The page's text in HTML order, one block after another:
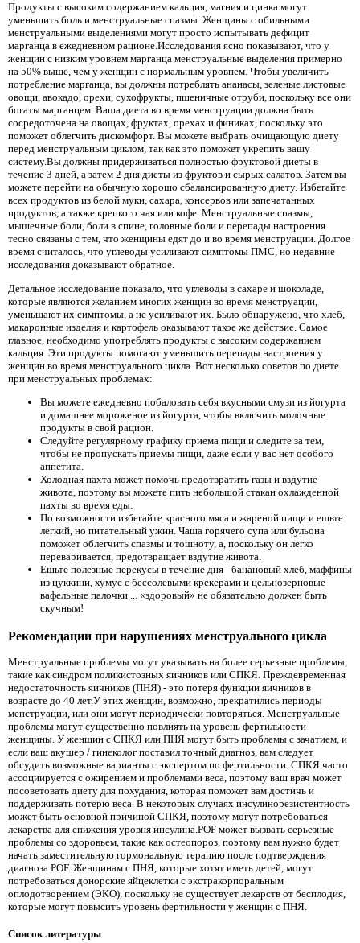
Продукты с высоким содержанием кальция, магния и цинка могут
уменьшить боль и менструальные спазмы. Женщины с обильными
менструальными выделениями могут просто испытывать дефицит
марганца в ежедневном рационе.Исследования ясно показывают, что у
женщин с низким уровнем марганца менструальные выделения примерно
на 50% выше, чем у женщин с нормальным уровнем. Чтобы увеличить
потребление марганца, вы должны потреблять ананасы, зеленые листовые
овощи, авокадо, орехи, сухофрукты, пшеничные отруби, поскольку все они
богаты марганцем. Ваша диета во время менструации должна быть
сосредоточена на овощах, фруктах, орехах и финиках, поскольку это
поможет облегчить дискомфорт. Вы можете выбрать очищающую диету
перед менструальным циклом, так как это поможет укрепить вашу
систему.Вы должны придерживаться полностью фруктовой диеты в
течение 3 дней, а затем 2 дня диеты из фруктов и сырых салатов. Затем вы
можете перейти на обычную хорошо сбалансированную диету. Избегайте
всех продуктов из белой муки, сахара, консервов или запечатанных
продуктов, а также крепкого чая или кофе. Менструальные спазмы,
мышечные боли, боли в спине, головные боли и перепады настроения
тесно связаны с тем, что женщины едят до и во время менструации. Долгое
время считалось, что углеводы усиливают симптомы ПМС, но недавние
исследования доказывают обратное.
Детальное исследование показало, что углеводы в сахаре и шоколаде,
которые являются желанием многих женщин во время менструации,
уменьшают их симптомы, а не усиливают их. Было обнаружено, что хлеб,
макаронные изделия и картофель оказывают такое же действие. Самое
главное, необходимо употреблять продукты с высоким содержанием
кальция. Эти продукты помогают уменьшить перепады настроения у
женщин во время менструального цикла. Вот несколько советов по диете
при менструальных проблемах:
Вы можете ежедневно побаловать себя вкусными смузи из йогурта
и домашнее мороженое из йогурта, чтобы включить молочные
продукты в свой рацион.
Следуйте регулярному графику приема пищи и следите за тем,
чтобы не пропускать приемы пищи, даже если у вас нет особого
аппетита.
Холодная пахта может помочь предотвратить газы и вздутие
живота, поэтому вы можете пить небольшой стакан охлажденной
пахты во время еды.
По возможности избегайте красного мяса и жареной пищи и ешьте
легкий, но питательный ужин. Чаша горячего супа или бульона
поможет облегчить спазмы и тошноту, а, поскольку он легко
переваривается, предотвращает вздутие живота.
Ешьте полезные перекусы в течение дня - банановый хлеб, маффины
из цуккини, хумус с бессолевыми крекерами и цельнозерновые
вафельные палочки ... «здоровый» не обязательно должен быть
скучным!
Рекомендации при нарушениях менструального цикла
Менструальные проблемы могут указывать на более серьезные проблемы,
такие как синдром поликистозных яичников или СПКЯ. Преждевременная
недостаточность яичников (ПНЯ) - это потеря функции яичников в
возрасте до 40 лет.У этих женщин, возможно, прекратились периоды
менструации, или они могут периодически повторяться. Менструальные
проблемы могут существенно повлиять на уровень фертильности
женщины. У женщин с СПКЯ или ПНЯ могут быть проблемы с зачатием, и
если ваш акушер / гинеколог поставил точный диагноз, вам следует
обсудить возможные варианты с экспертом по фертильности. СПКЯ часто
ассоциируется с ожирением и проблемами веса, поэтому ваш врач может
посоветовать диету для похудания, которая поможет вам достичь и
поддерживать потерю веса. В некоторых случаях инсулинорезистентность
может быть основной причиной СПКЯ, поэтому могут потребоваться
лекарства для снижения уровня инсулина.POF может вызвать серьезные
проблемы со здоровьем, такие как остеопороз, поэтому вам нужно будет
начать заместительную гормональную терапию после подтверждения
диагноза POF. Женщинам с ПНЯ, которые хотят иметь детей, могут
потребоваться донорские яйцеклетки с экстракорпоральным
оплодотворением (ЭКО), поскольку не существует лекарств от бесплодия,
которые могут повысить уровень фертильности у женщин с ПНЯ.
Список литературы